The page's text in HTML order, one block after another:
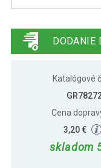
30 cm,
DODANIE
Katalógové
Cena
3,20 €
skladom